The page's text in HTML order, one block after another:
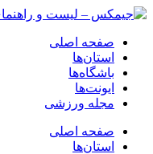
صفحه اصلی
استان‌ها
باشگاه‌ها
ایونت‌ها
مجله ورزشی
صفحه اصلی
استان‌ها